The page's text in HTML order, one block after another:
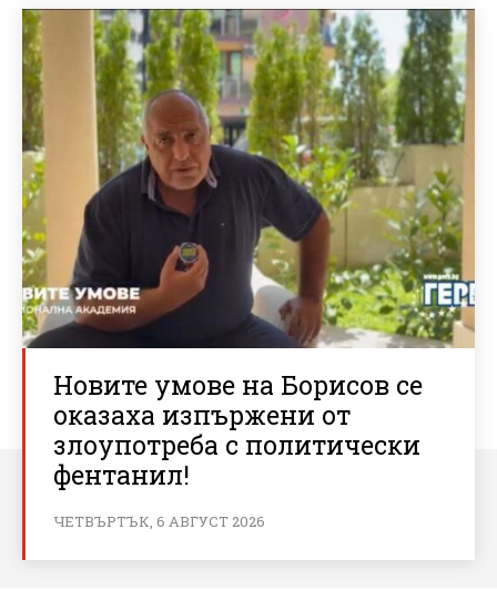
Новите умове на Борисов се
оказаха изпържени от
злоупотреба с политически
фентанил!
ЧЕТВЪРТЪК, 6 АВГУСТ 2026